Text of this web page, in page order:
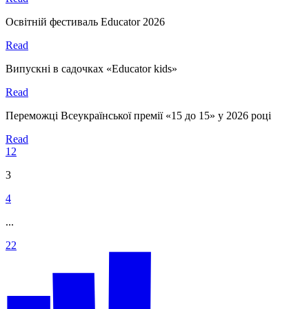
Освітній фестиваль Educator 2026
Read
Випускні в садочках «Educator kids»
Read
Переможці Всеукраїнської премії «15 до 15» у 2026 році
Read
1 2
3
4
...
22